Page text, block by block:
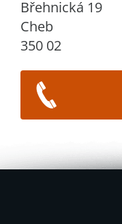
Břehnická 19
Cheb
350 02